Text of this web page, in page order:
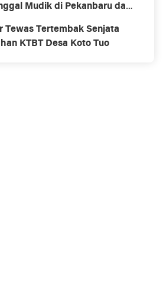
Mudik di Pekanbaru dan
Tewas Tertembak Senjata
KTBT Desa Koto Tuo